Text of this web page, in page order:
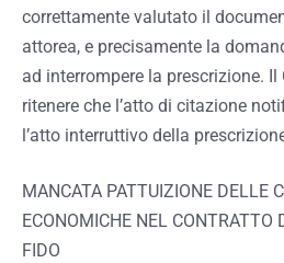
correttamente valutato il
attorea, e precisamente la
ad interrompere la prescrizione. Il
ritenere che l’atto di citazione
l’atto interruttivo della
MANCATA PATTUIZIONE DELLE
ECONOMICHE NEL CONTRATTO
FIDO